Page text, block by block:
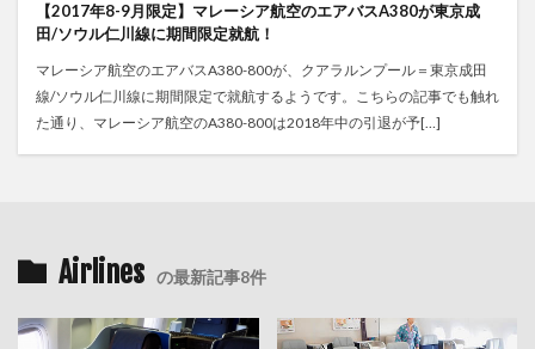
【2017年8-9月限定】マレーシア航空のエアバスA380が東京成
田/ソウル仁川線に期間限定就航！
マレーシア航空のエアバスA380-800が、クアラルンプール＝東京成田
線/ソウル仁川線に期間限定で就航するようです。こちらの記事でも触れ
た通り、マレーシア航空のA380-800は2018年中の引退が予[…]
Airlines の最新記事8件